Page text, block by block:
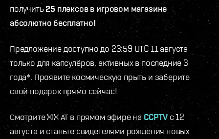
получить25 плексов в игровом магазине
абсолютно бесплатно!
Предложение доступно до 23:59 UTC 11 августа
только для капсулёров, активных в последние 3
года*. Проявите космическую прыть и заберите
свой подарок прямо сейчас!
Смотрите XIX АТ в прямом эфире на CCPTV с 12
августа и станьте свидетелями рождения новых